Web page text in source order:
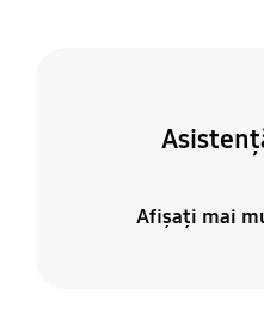
Afişaţi mai